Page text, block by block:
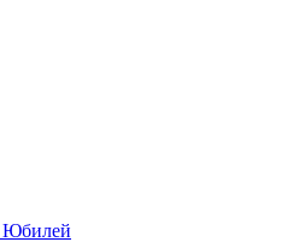
Юбилей